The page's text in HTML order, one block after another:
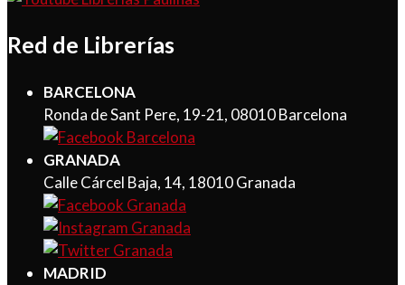
Red de Librerías
BARCELONA
Ronda de Sant Pere, 19-21, 08010 Barcelona
GRANADA
Calle Cárcel Baja, 14, 18010 Granada
MADRID